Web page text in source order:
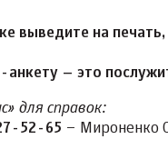
выведите на
анкету – это
для справок:
52-65 – Мироненко